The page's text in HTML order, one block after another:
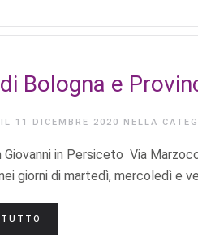
Bologna e
11 DICEMBRE 2020 NELLA
Giovanni in Persiceto Via
giorni di martedì, mercoledì e